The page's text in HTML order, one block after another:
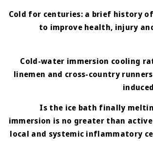
Cold for centuries: a brief history
to improve health, injury
Cold-water immersion cooling
linemen and cross-country
Is the ice bath finally
immersion is no greater than
local and systemic inflammatory